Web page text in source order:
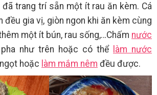
đã trang trí sẵn một ít rau ăn kèm. Cá
đều gia vị, giòn ngon khi ăn kèm cùng
một ít bún, rau sống,…Chấm nước
như trên hoặc có thể làm nước
hoặc làm mắm nêm đều được.